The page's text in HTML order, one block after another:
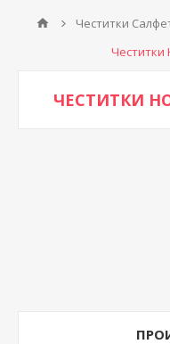
Честитки
ЧЕСТИТКИ